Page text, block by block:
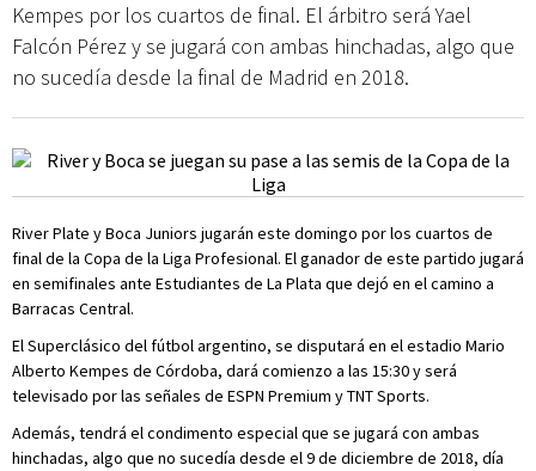
Kempes por los cuartos de final. El árbitro será Yael
Falcón Pérez y se jugará con ambas hinchadas, algo que
no sucedía desde la final de Madrid en 2018.
River Plate y Boca Juniors jugarán este domingo por los cuartos de
final de la Copa de la Liga Profesional. El ganador de este partido jugará
en semifinales ante Estudiantes de La Plata que dejó en el camino a
Barracas Central.
El Superclásico del fútbol argentino, se disputará en el estadio Mario
Alberto Kempes de Córdoba, dará comienzo a las 15:30 y será
televisado por las señales de ESPN Premium y TNT Sports.
Además, tendrá el condimento especial que se jugará con ambas
hinchadas, algo que no sucedía desde el 9 de diciembre de 2018, día